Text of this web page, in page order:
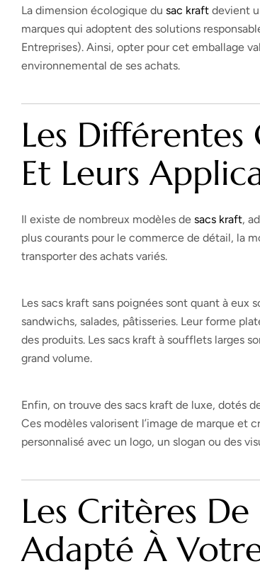
La dimension écologique du sac kraft devient
marques qui adoptent des solutions
Entreprises). Ainsi, opter pour cet emballage
environnemental de ses achats.
Les Différentes
Et Leurs
Il existe de nombreux modèles de sacs kraft,
plus courants pour le commerce de détail, la
transporter des achats variés.
Les sacs kraft sans poignées sont quant à eux
sandwichs, salades, pâtisseries. Leur forme
des produits. Les sacs kraft à soufflets larges
grand volume.
Enfin, on trouve des sacs kraft de luxe, dotés
Ces modèles valorisent l’image de marque
personnalisé avec un logo, un slogan ou des
Les Critères
Adapté À